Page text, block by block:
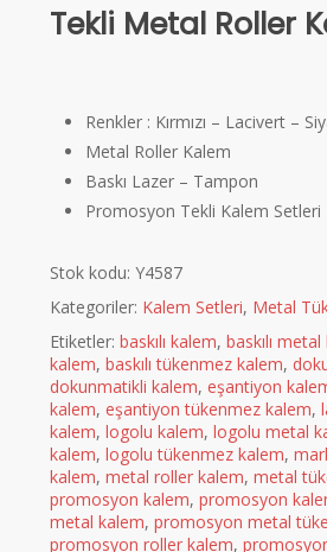
Tekli Metal Roller
Renkler : Kırmızı – Lacivert –
Metal Roller Kalem
Baskı Lazer – Tampon
Promosyon Tekli Kalem Setleri
Stok kodu: Y4587
Kategoriler: Kalem Setleri, Metal
Etiketler: baskılı kalem, baskılı
kalem, baskılı tükenmez kalem,
dokunmatikli kalem, eşantiyon
kalem, eşantiyon tükenmez kalem,
kalem, logolu kalem, logolu metal
kalem, logolu tükenmez kalem,
kalem, metal roller kalem, metal
promosyon kalem, promosyon
metal kalem, promosyon metal
promosyon roller kalem,